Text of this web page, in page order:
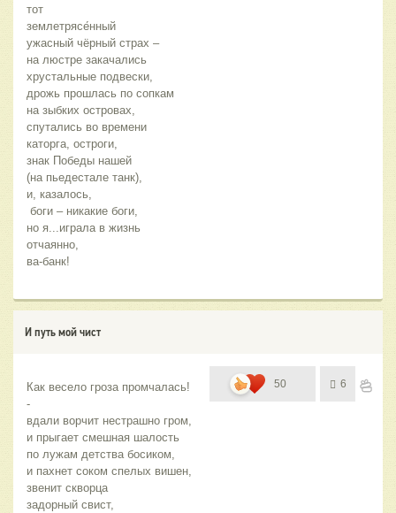
тот
землетрясе́нный
ужасный чёрный страх –
на люстре закачались
хрустальные подвески,
дрожь прошлась по сопкам
на зыбких островах,
спутались во времени
каторга, остроги,
знак Победы нашей
(на пьедестале танк),
и, казалось,
боги – никакие боги,
но я...играла в жизнь
отчаянно,
ва-банк!
И путь мой чист
Как весело гроза промчалась!
-
вдали ворчит нестрашно гром,
и прыгает смешная шалость
по лужам детства босиком,
и пахнет соком спелых вишен,
звенит скворца
задорный свист,
50 6